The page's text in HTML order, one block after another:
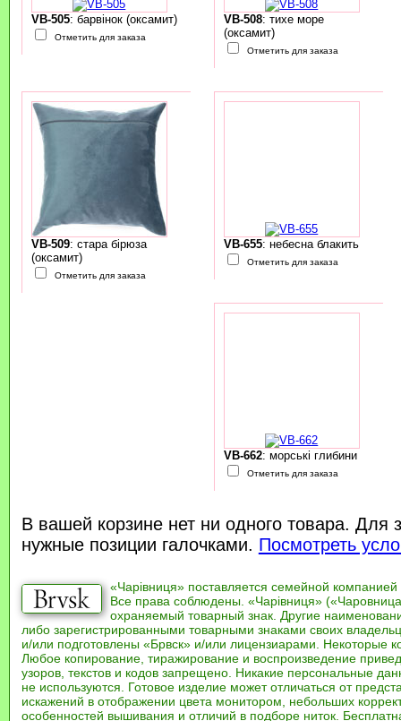
VB-505: барвінок (оксамит)
Отметить для заказа
VB-508: тихе море
(оксамит)
Отметить для заказа
VB-509: стара бірюза
(оксамит)
Отметить для заказа
VB-655: небесна блакить
Отметить для заказа
VB-662: морські глибини
Отметить для заказа
В вашей корзине нет ни одного товара. Для
нужные позиции галочками. Посмотреть
«Чарівниця» поставляется семейной компанией
Все права соблюдены. «Чарівниця»
охраняемый товарный знак. Другие
либо зарегистрированными товарными знаками своих
и/или подготовлены «Брвск» и/или лицензиарами. Некоторые
Любое копирование, тиражирование и воспроизведение
узоров, текстов и кодов запрещено. Никакие персональные
не используются. Готовое изделие может отличаться от
искажений в отображении цвета монитором, небольших
особенностей вышивания и отличий в подборе ниток.